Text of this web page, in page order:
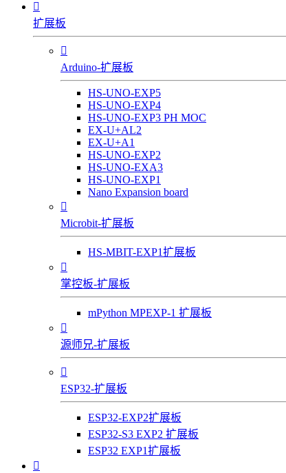

扩展板

Arduino-扩展板
HS-UNO-EXP5
HS-UNO-EXP4
HS-UNO-EXP3 PH MOC
EX-U+AL2
EX-U+A1
HS-UNO-EXP2
HS-UNO-EXA3
HS-UNO-EXP1
Nano Expansion board

Microbit-扩展板
HS-MBIT-EXP1扩展板

掌控板-扩展板
mPython MPEXP-1 扩展板

源师兄-扩展板

ESP32-扩展板
ESP32-EXP2扩展板
ESP32-S3 EXP2 扩展板
ESP32 EXP1扩展板
